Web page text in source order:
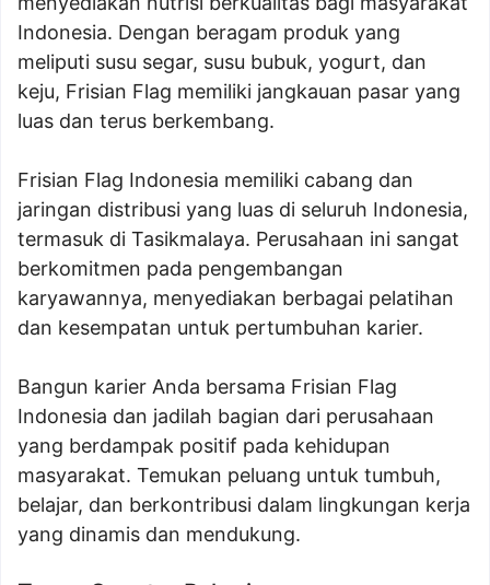
Indonesia. Dengan beragam produk yang
meliputi susu segar, susu bubuk, yogurt, dan
keju, Frisian Flag memiliki jangkauan pasar yang
luas dan terus berkembang.
Frisian Flag Indonesia memiliki cabang dan
jaringan distribusi yang luas di seluruh Indonesia,
termasuk di Tasikmalaya. Perusahaan ini sangat
berkomitmen pada pengembangan
karyawannya, menyediakan berbagai pelatihan
dan kesempatan untuk pertumbuhan karier.
Bangun karier Anda bersama Frisian Flag
Indonesia dan jadilah bagian dari perusahaan
yang berdampak positif pada kehidupan
masyarakat. Temukan peluang untuk tumbuh,
belajar, dan berkontribusi dalam lingkungan kerja
yang dinamis dan mendukung.